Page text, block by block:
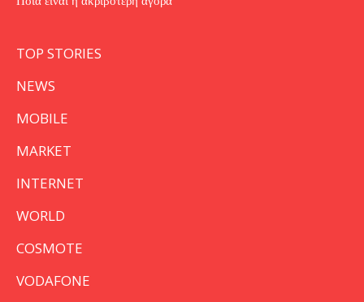
TOP STORIES
NEWS
MOBILE
MARKET
INTERNET
WORLD
COSMOTE
VODAFONE